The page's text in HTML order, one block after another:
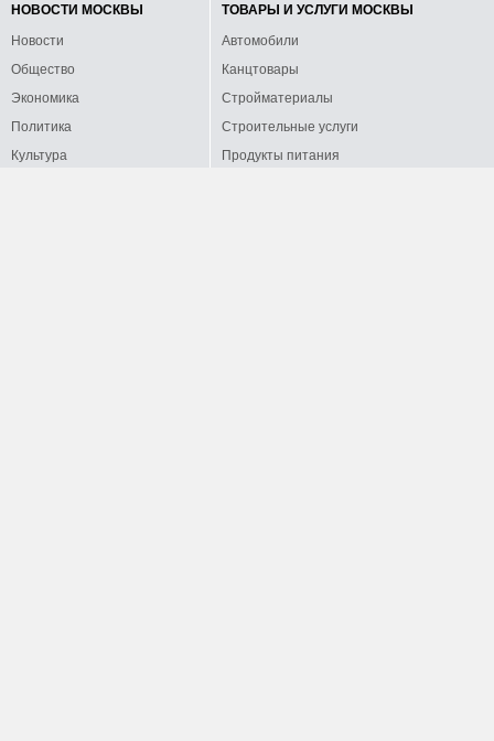
НОВОСТИ МОСКВЫ
Новости
Общество
Экономика
Политика
Культура
ТОВАРЫ И УСЛУГИ МОСКВЫ
Автомобили
Канцтовары
Стройматериалы
Строительные услуги
Продукты питания